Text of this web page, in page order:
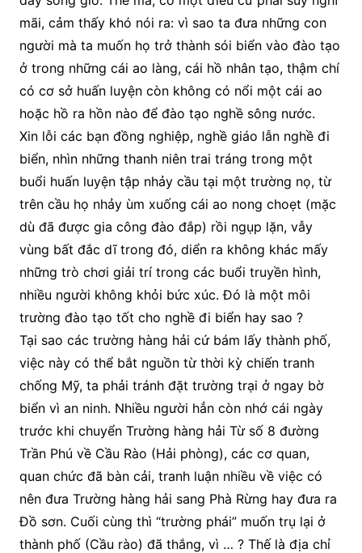
mãi, cảm thấy khó nói ra: vì sao ta đưa những con
người mà ta muốn họ trở thành sói biển vào đào tạo
ở trong những cái ao làng, cái hồ nhân tạo, thậm chí
có cơ sở huấn luyện còn không có nổi một cái ao
hoặc hồ ra hồn nào để đào tạo nghề sông nước.
Xin lỗi các bạn đồng nghiệp, nghề giáo lẫn nghề đi
biển, nhìn những thanh niên trai tráng trong một
buổi huấn luyện tập nhảy cầu tại một trường nọ, từ
trên cầu họ nhảy ùm xuống cái ao nong choẹt (mặc
dù đã được gia công đào đắp) rồi ngụp lặn, vẫy
vùng bất đắc dĩ trong đó, diển ra không khác mấy
những trò chơi giải trí trong các buổi truyền hình,
nhiều người không khỏi bức xúc. Đó là một môi
trường đào tạo tốt cho nghề đi biển hay sao ?
Tại sao các trường hàng hải cứ bám lấy thành phố,
việc này có thể bắt nguồn từ thời kỳ chiến tranh
chống Mỹ, ta phải tránh đặt trường trại ở ngay bờ
biển vì an ninh. Nhiều người hẳn còn nhớ cái ngày
trước khi chuyển Trường hàng hải Từ số 8 đường
Trần Phú về Cầu Rào (Hải phòng), các cơ quan,
quan chức đã bàn cải, tranh luận nhiều về việc có
nên đưa Trường hàng hải sang Phà Rừng hay đưa ra
Đồ sơn. Cuối cùng thì “trường phái” muốn trụ lại ở
thành phố (Cầu rào) đã thắng, vì … ? Thế là địa chỉ